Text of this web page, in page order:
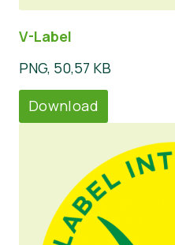
V-Label
PNG, 50,57 KB
Download